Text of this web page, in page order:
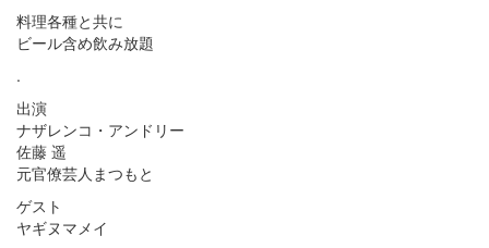
料理各種と共に
ビール含め飲み放題
.
出演
ナザレンコ・アンドリー
佐藤 遥
元官僚芸人まつもと
ゲスト
ヤギヌマメイ